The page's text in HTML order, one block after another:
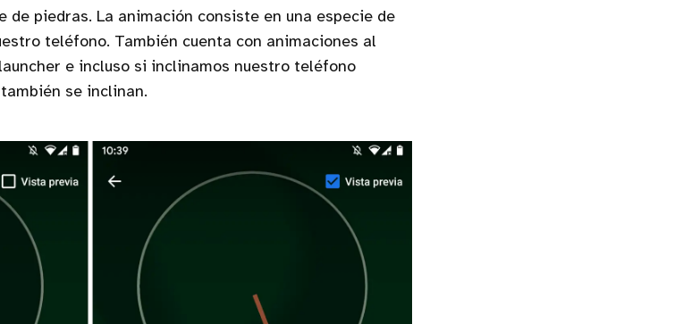
de piedras. La animación consiste en una especie de
teléfono. También cuenta con animaciones al
e incluso si inclinamos nuestro teléfono
se inclinan.